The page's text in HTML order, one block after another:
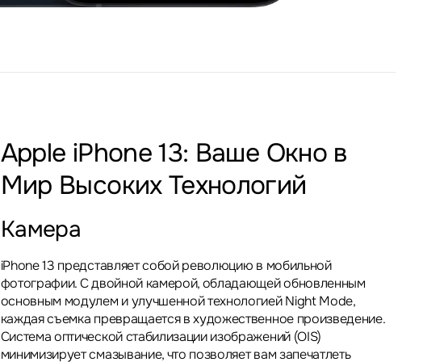
Apple iPhone 13: Ваше Окно в
Мир Высоких Технологий
Камера
iPhone 13 представляет собой революцию в мобильной
фотографии. С двойной камерой, обладающей обновленным
основным модулем и улучшенной технологией Night Mode,
каждая съемка превращается в художественное произведение.
Система оптической стабилизации изображений (OIS)
минимизирует смазывание, что позволяет вам запечатлеть